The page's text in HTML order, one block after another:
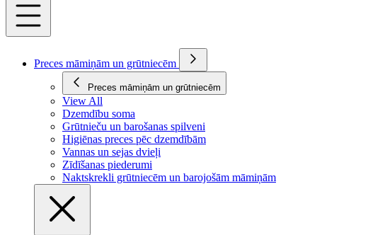
Preces māmiņām un grūtniecēm
Preces māmiņām un grūtniecēm
View All
Dzemdību soma
Grūtnieču un barošanas spilveni
Higiēnas preces pēc dzemdībām
Vannas un sejas dvieļi
Zīdīšanas piederumi
Naktskrekli grūtniecēm un barojošām māmiņām